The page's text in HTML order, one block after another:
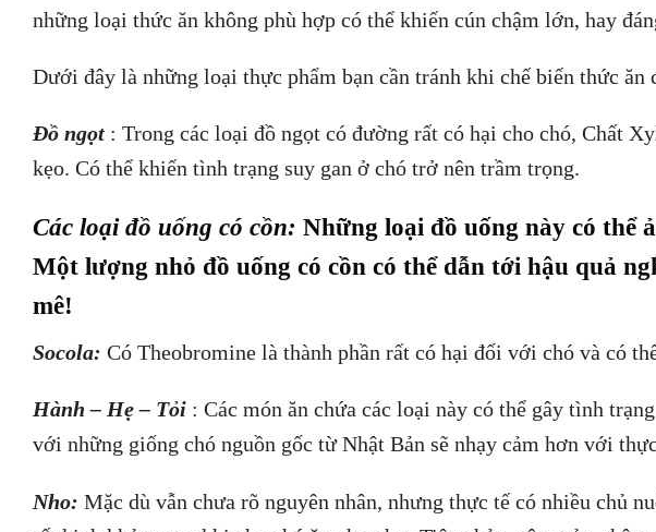
những loại thức ăn không phù hợp có thể khiến cún chậm lớn, hay
Dưới đây là những loại thực phẩm bạn cần tránh khi chế biến thức ăn
Đồ ngọt : Trong các loại đồ ngọt có đường rất có hại cho chó, Chất
kẹo. Có thể khiến tình trạng suy gan ở chó trở nên trầm trọng.
Các loại đồ uống có cồn: Những loại đồ uống này có thể
Một lượng nhỏ đồ uống có cồn có thể dẫn tới hậu quả
mê!
Socola: Có Theobromine là thành phần rất có hại đối với chó và có
Hành – Hẹ – Tỏi : Các món ăn chứa các loại này có thể gây tình
với những giống chó nguồn gốc từ Nhật Bản sẽ nhạy cảm hơn với
Nho: Mặc dù vẫn chưa rõ nguyên nhân, nhưng thực tế có nhiều chủ